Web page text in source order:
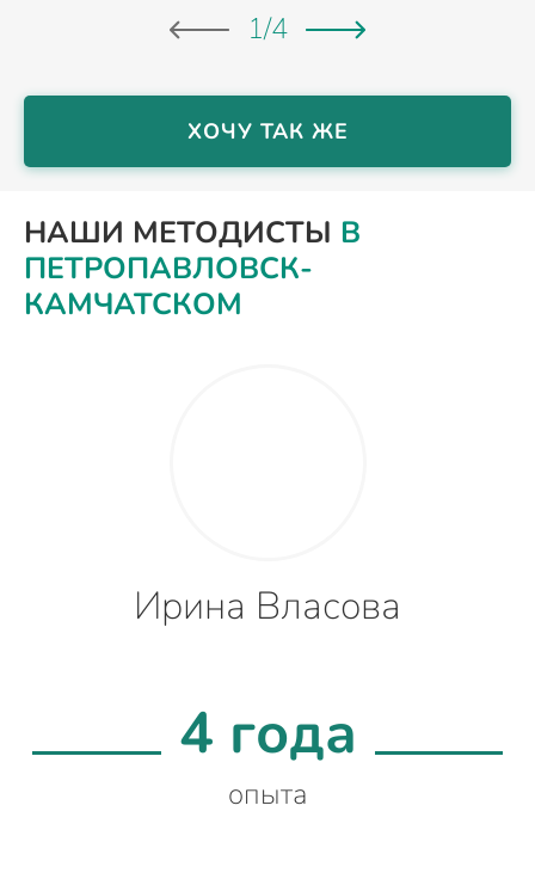
1/4
ХОЧУ ТАК ЖЕ
НАШИ МЕТОДИСТЫ В
ПЕТРОПАВЛОВСК-
КАМЧАТСКОМ
Ирина Власова
4 года
опыта